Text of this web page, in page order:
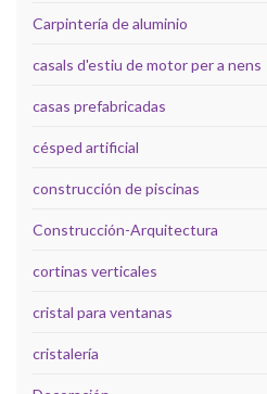
Carpintería de aluminio
casals d'estiu de motor per a nens
casas prefabricadas
césped artificial
construcción de piscinas
Construcción-Arquitectura
cortinas verticales
cristal para ventanas
cristalería